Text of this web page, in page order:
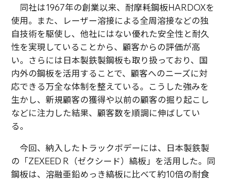
同社は1967年の創業以来、耐摩耗鋼板HARDOXを
使用。また、レーザー溶接による全周溶接などの独
自技術を駆使し、他社にはない優れた安全性と耐久
性を実現していることから、顧客からの評価が高
い。さらには日本製鉄製鋼板も取り扱っており、国
内外の鋼板を活用することで、顧客へのニーズに対
応できる万全な体制を整えている。こうした強みを
生かし、新規顧客の獲得や以前の顧客の掘り起こし
などに注力した結果、顧客数を順調に伸ばしてい
る。
今回、納入したトラックボデーには、日本製鉄製
の「ZEXEED R（ゼクシード）縞板」を活用した。同
鋼板は、溶融亜鉛めっき縞板に比べて約10倍の耐食